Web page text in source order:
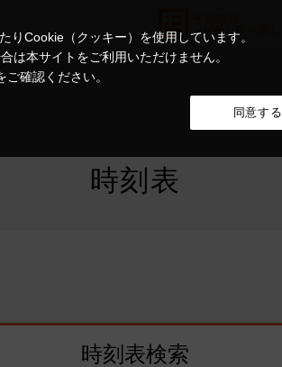
りCookie（クッキー）を使用しています。
は本サイトをご利用いただけません。
ご確認ください。
同意する
時刻表
時刻表検索